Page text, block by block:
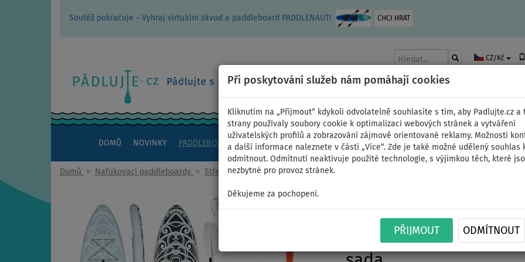
Soutěž pokračuje - Vyhraj virtuální závod a paddleboard PADDLENAUT! CHCI HRÁT
Při poskytování služeb nám pomáhají cookies
Kliknutím na „Přijmout“ kdykoli odvolatelně souhlasíte s tím, aby Padlujte.cz a
strany používaly soubory cookie k optimalizaci webových stránek a vytváření
uživatelských profilů a zobrazování zájmově orientované reklamy. Možnosti
a další informace naleznete v části „Více“. Zde je také možné udělený souhlas
odmítnout. Odmítnutí neaktivuje použité technologie, s výjimkou těch, které
nezbytné pro provoz stránek.
Děkujeme za pochopení.
PŘIJMOUT ODMÍTNOUT
CZ/Kč
DOMŮ NOVINKY PADDLEBOARDY KAJAKY ČLUNY A MOTORY PÁDLA PLACHTY OBLEČENÍ
Domů > Nafukovací paddleboardy > Střední univerzální
Paddleboard MOAI
nafukovací